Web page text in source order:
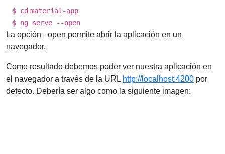
$ cd material-app
$ ng serve --open
La opción –open permite abrir la aplicación en un
navegador.
Como resultado debemos poder ver nuestra aplicación en
el navegador a través de la URL http://localhost:4200 por
defecto. Debería ser algo como la siguiente imagen: